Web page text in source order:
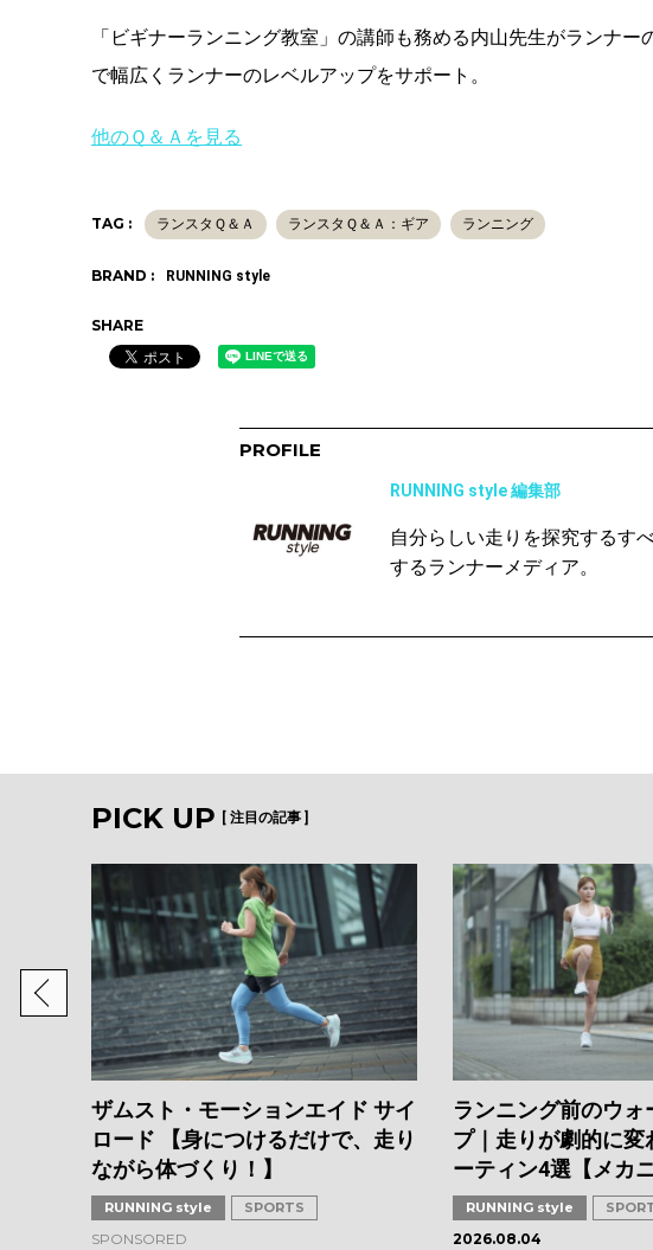
「ビギナーランニング教室」の講師も務める内山先生がランナ
で幅広くランナーのレベルアップをサポート。
他のＱ＆Ａを見る
TAG : ランスタＱ＆Ａ ランスタＱ＆Ａ：ギア ランニング
BRAND : RUNNING style
SHARE
PROFILE
RUNNING style 編集部
自分らしい走りを探究するす
するランナーメディア。
PICK UP [ 注目の記事 ]
編】
オリ
ザムスト・モーションエイド サイ
ロード 【身につけるだけで、走り
ながら体づくり！】
RUNNING style SPORTS
SPONSORED
ランニング前のウォ
プ｜走りが劇的に変
ーティン4選【メカ
RUNNING style
2026.08.04